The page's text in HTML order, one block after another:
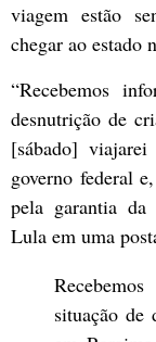
viagem estão
chegar ao estado
“Recebemos
desnutrição de
[sábado]
governo federal
pela garantia da
Lula em uma
situação de